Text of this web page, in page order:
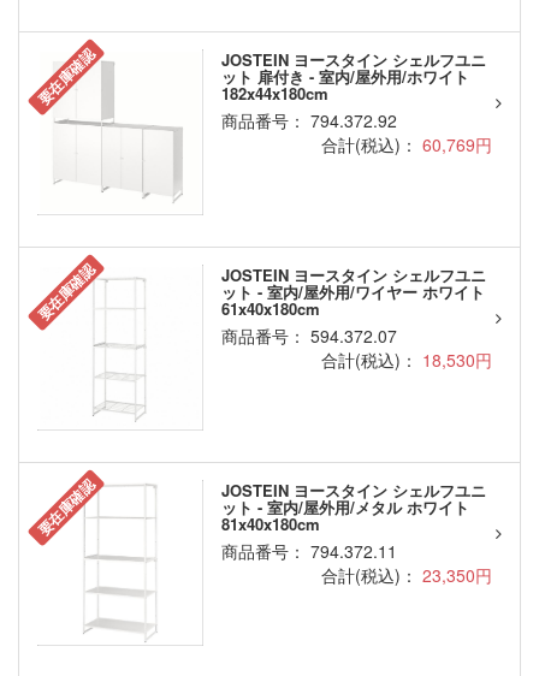
要在庫確認 JOSTEIN ヨースタイン シェルフユニ
ット 扉付き - 室内/屋外用/ホワイト
182x44x180cm
商品番号： 794.372.92
合計(税込)： 60,769円
要在庫確認 JOSTEIN ヨースタイン シェルフユニ
ット - 室内/屋外用/ワイヤー ホワイト
61x40x180cm
商品番号： 594.372.07
合計(税込)： 18,530円
要在庫確認 JOSTEIN ヨースタイン シェルフユニ
ット - 室内/屋外用/メタル ホワイト
81x40x180cm
商品番号： 794.372.11
合計(税込)： 23,350円